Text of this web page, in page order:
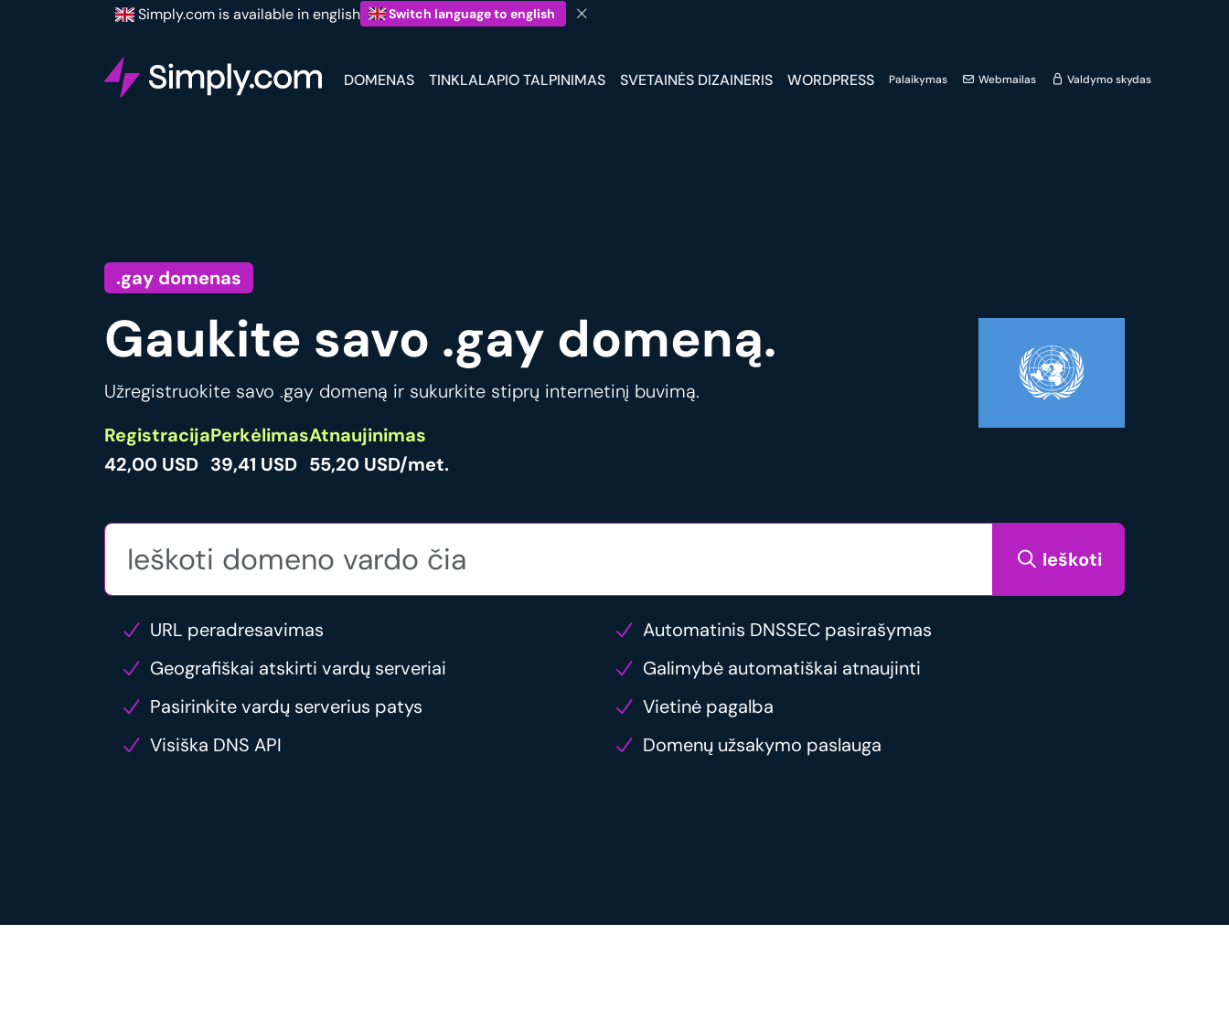
Simply.com is available in english Switch language to english
DOMENAS TINKLALAPIO TALPINIMAS SVETAINĖS DIZAINERIS WORDPRESS Palaikymas Webmailas Valdymo skydas
.gay domenas
Gaukite savo .gay domeną.
Užregistruokite savo .gay domeną ir sukurkite stiprų internetinį buvimą.
Registracija
42,00 USD
Perkėlimas
39,41 USD
Atnaujinimas
55,20 USD/met.
Ieškoti
URL peradresavimas
Automatinis DNSSEC pasirašymas
Geografiškai atskirti vardų serveriai
Galimybė automatiškai atnaujinti
Pasirinkite vardų serverius patys
Vietinė pagalba
Visiška DNS API
Domenų užsakymo paslauga